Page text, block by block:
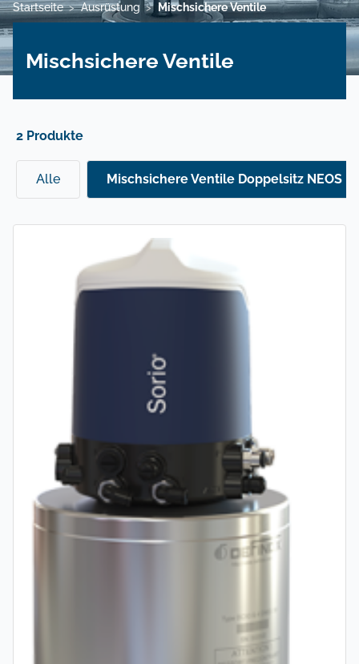
Startseite > Ausrüstung > Mischsichere Ventile
Mischsichere Ventile
2 Produkte
Alle Mischsichere Ventile Doppelsitz NEOS